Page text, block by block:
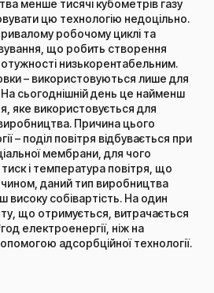
менше тисячі кубометрів газу
цю технологію недоцільно.
робочому циклі та
що робить створення
низькорентабельним.
– використовуються лише для
сьогоднішній день це найменш
яке використовується для
Причина цього
– поділ повітря відбувається при
мембрани, для чого
і температура повітря, що
даний тип виробництва
високу собівартість. На один
що отримується, витрачається
електроенергії, ніж на
адсорбційної технології.